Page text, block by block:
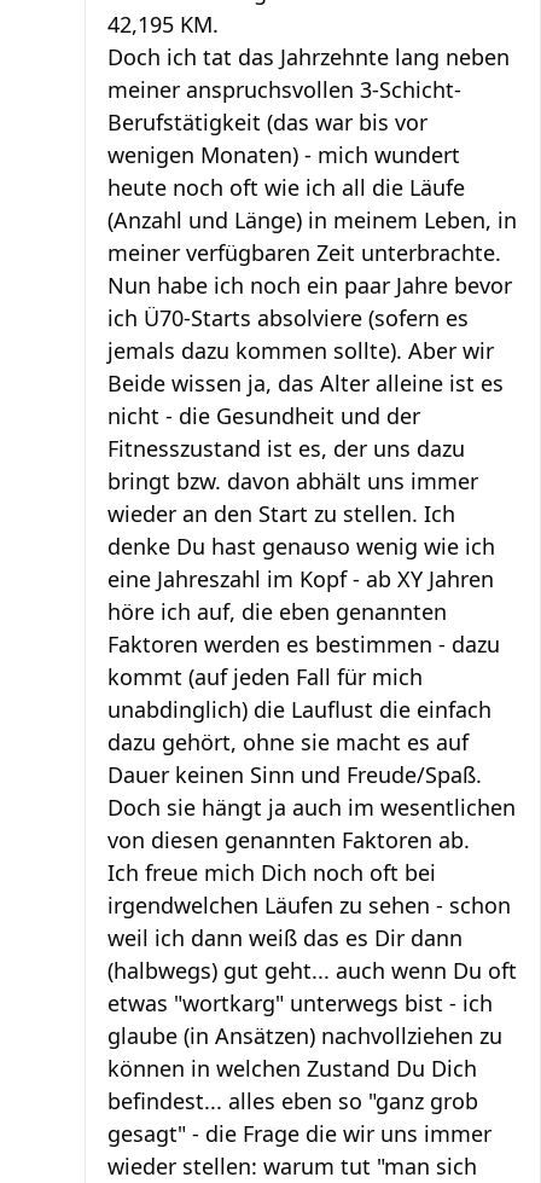
42,195 KM.
Doch ich tat das Jahrzehnte lang neben
meiner anspruchsvollen 3-Schicht-
Berufstätigkeit (das war bis vor
wenigen Monaten) - mich wundert
heute noch oft wie ich all die Läufe
(Anzahl und Länge) in meinem Leben, in
meiner verfügbaren Zeit unterbrachte.
Nun habe ich noch ein paar Jahre bevor
ich Ü70-Starts absolviere (sofern es
jemals dazu kommen sollte). Aber wir
Beide wissen ja, das Alter alleine ist es
nicht - die Gesundheit und der
Fitnesszustand ist es, der uns dazu
bringt bzw. davon abhält uns immer
wieder an den Start zu stellen. Ich
denke Du hast genauso wenig wie ich
eine Jahreszahl im Kopf - ab XY Jahren
höre ich auf, die eben genannten
Faktoren werden es bestimmen - dazu
kommt (auf jeden Fall für mich
unabdinglich) die Lauflust die einfach
dazu gehört, ohne sie macht es auf
Dauer keinen Sinn und Freude/Spaß.
Doch sie hängt ja auch im wesentlichen
von diesen genannten Faktoren ab.
Ich freue mich Dich noch oft bei
irgendwelchen Läufen zu sehen - schon
weil ich dann weiß das es Dir dann
(halbwegs) gut geht... auch wenn Du oft
etwas "wortkarg" unterwegs bist - ich
glaube (in Ansätzen) nachvollziehen zu
können in welchen Zustand Du Dich
befindest... alles eben so "ganz grob
gesagt" - die Frage die wir uns immer
wieder stellen: warum tut "man sich